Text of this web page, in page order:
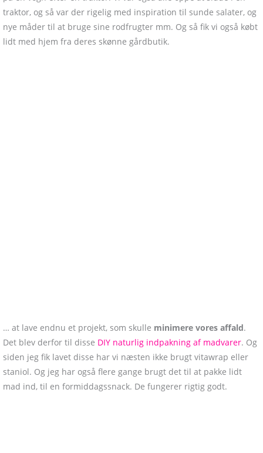
traktor, og så var der rigelig med inspiration til sunde salater, og
nye måder til at bruge sine rodfrugter mm. Og så fik vi også købt
lidt med hjem fra deres skønne gårdbutik.
… at lave endnu et projekt, som skulle minimere vores affald.
Det blev derfor til disse DIY naturlig indpakning af madvarer. Og
siden jeg fik lavet disse har vi næsten ikke brugt vitawrap eller
staniol. Og jeg har også flere gange brugt det til at pakke lidt
mad ind, til en formiddagssnack. De fungerer rigtig godt.